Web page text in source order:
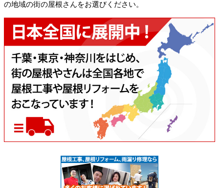
の地域の街の屋根さんをお選びください。